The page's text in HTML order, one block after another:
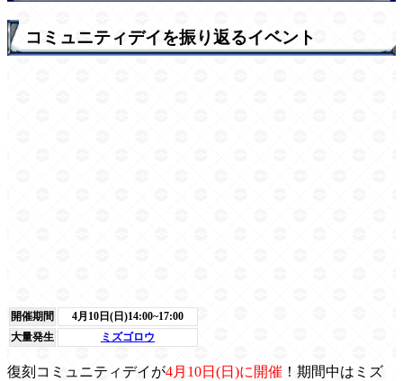
コミュニティデイを振り返るイベント
開催期間
4月10日(日)14:00~17:00
大量発生
ミズゴロウ
復刻コミュニティデイが4月10日(日)に開催 ！期間中はミズ